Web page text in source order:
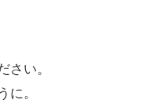
さい。
に。